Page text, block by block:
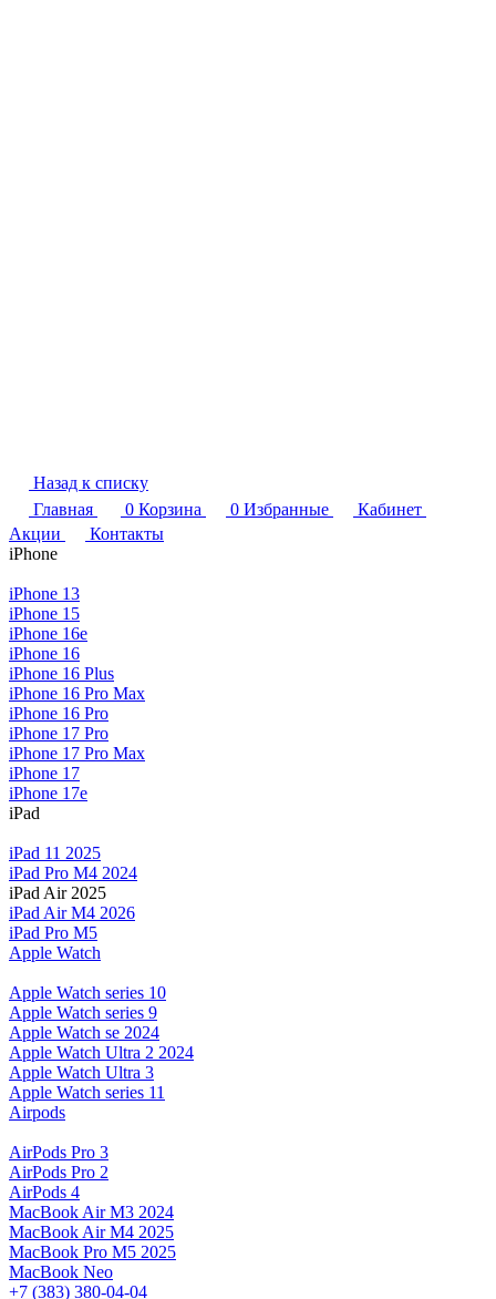
Назад к списку
Главная
0 Корзина 0 Избранные
Кабинет
Акции
Контакты
iPhone
iPhone 13
iPhone 15
iPhone 16e
iPhone 16
iPhone 16 Plus
iPhone 16 Pro Max
iPhone 16 Pro
iPhone 17 Pro
iPhone 17 Pro Max
iPhone 17
iPhone 17e
iPad
iPad 11 2025
iPad Pro M4 2024
iPad Air 2025
iPad Air M4 2026
iPad Pro M5
Apple Watch
Apple Watch series 10
Apple Watch series 9
Apple Watch se 2024
Apple Watch Ultra 2 2024
Apple Watch Ultra 3
Apple Watch series 11
Airpods
AirPods Pro 3
AirPods Pro 2
AirPods 4
MacBook Air M3 2024
MacBook Air M4 2025
MacBook Pro M5 2025
MacBook Neo
+7 (383) 380-04-04